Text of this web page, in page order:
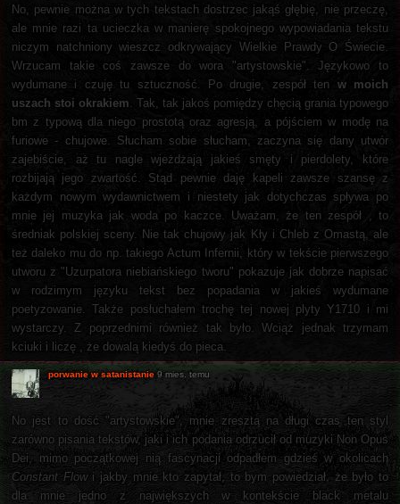
No, pewnie można w tych tekstach dostrzec jakąś głębię, nie przeczę,
ale mnie razi ta ucieczka w manierę spokojnego wypowiadania tekstu
niczym natchniony wieszcz odkrywający Wielkie Prawdy O Świecie.
Wrzucam takie coś zawsze do wora "artystowskie". Językowo to
wydumane i czuję tu sztuczność. Po drugie, zespół ten w moich
uszach stoi okrakiem . Tak, tak jakoś pomiędzy chęcią grania typowego
bm z typową dla niego prostotą oraz agresją, a pójściem w modę na
furiowe - chujowe. Słucham sobie słucham, zaczyna się dany utwór
zajebiście, aż tu nagle wjeżdżają jakieś smęty i pierdolety, które
rozbijają jego zwartość. Stąd pewnie daję kapeli zawsze szansę z
każdym nowym wydawnictwem i niestety jak dotychczas spływa po
mnie jej muzyka jak woda po kaczce. Uważam, że ten zespół , to
średniak polskiej sceny. Nie tak chujowy jak Kły i Chleb z Omastą, ale
też daleko mu do np. takiego Actum Infernii, który w tekście pierwszego
utworu z "Uzurpatora niebiańskiego tworu" pokazuje jak dobrze napisać
w rodzimym języku tekst bez popadania w jakieś wydumane
poetyzowanie. Także posłuchałem trochę tej nowej plyty Y1710 i mi
wystarczy. Z poprzednimi również tak było. Wciąż jednak trzymam
kciuki i liczę , że dowalą kiedyś do pieca.
porwanie w satanistanie 9 mies. temu
No jest to dość "artystowskie", mnie zresztą na długi czas ten styl
zarówno pisania tekstów, jaki i ich podania odrzucił od muzyki Non Opus
Dei, mimo początkowej nią fascynacji odpadłem gdzieś w okolicach
Constant Flowi jakby mnie kto zapytał, to bym powiedział, że było to
dla mnie jedno z największych w kontekście black metalu